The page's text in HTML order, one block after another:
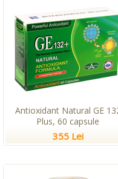
Antioxidant Natural GE
Plus, 60 capsule
355 Lei